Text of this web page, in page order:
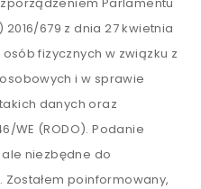
679 z dnia 27 kwietnia
fizycznych w związku z
i w sprawie
danych oraz
WE (RODO). Podanie
niezbędne do
poinformowany,